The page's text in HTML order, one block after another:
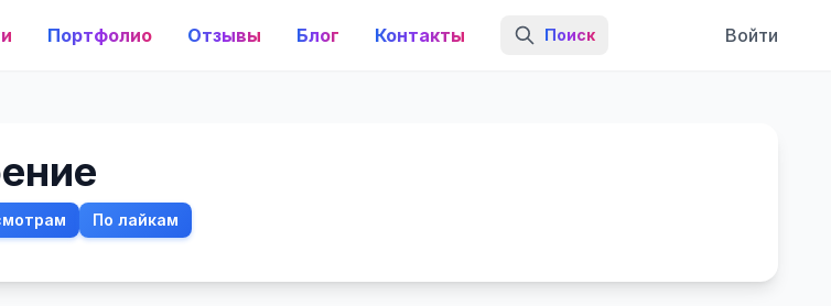
Портфолио Отзывы Блог Контакты Поиск Войти
По лайкам